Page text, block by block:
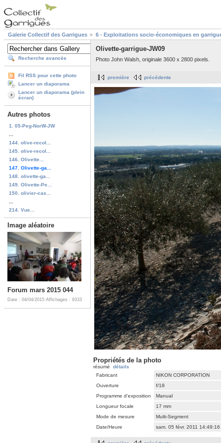
Galerie Collectif des Garrigues 6 - Exploitations socio-économiques en
Recherche avancée
Fil RSS pour cette photo
Lancer un diaporama
Lancer un diaporama (plein
écran)
Autres photos
1. 05-Peg-NorW-JW
144. olive-recol...
145. olive-recol...
146. Olivette...
147. Olivette-ga...
148. olivette-ga...
149. Olivette-Pe...
150. olivier-cas...
214. Vue...
Image aléatoire
Forum mars 2015 044
Date : 04/04/2015 Affichages : 9333
Olivette-garrigue-JW09
Photo John Walsh, originale 3600 x 2800 pixels.
première précédente
Propriétés de la photo
résumé détails
Fabricant
NIKON CORPORATION
Ouverture
f/18
Programme d'exposition
Manual
Longueur focale
17 mm
Mode de mesure
Multi-Segment
Date/Heure
sam. 05 févr. 2011 14:49:16